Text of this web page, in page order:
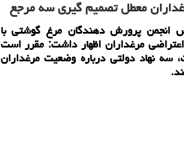
معطل تصمیم گیری سه مرجع
انجمن پرورش دهندگان مرغ گوشتی با
مرغداران اظهار داشت: مقرر است
سه نهاد دولتی درباره وضعیت مرغداران